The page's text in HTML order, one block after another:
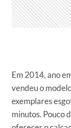
Em 2014, ano
vendeu o
exemplares
minutos. Pouco